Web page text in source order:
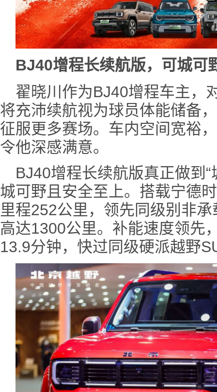
BJ40增程长续航版， 可城可
翟晓川作为BJ40增程车主，
将充沛续航视为球员体能储备
征服更多赛场。车内空间宽裕
令他深感满意。
BJ40增程长续航版真正做到
城可野且安全至上。搭载宁德
里程252公里，领先同级别非
高达1300公里。补能速度领先
13.9分钟，快过同级硬派越野